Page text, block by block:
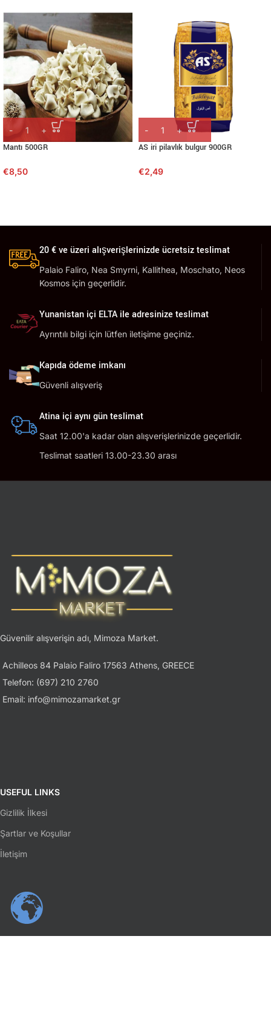
Mantı 500GR
€8,50
AS iri pilavlık bulgur 900GR
€2,49
20 € ve üzeri alışverişlerinizde ücretsiz teslimat
Palaio Faliro, Nea Smyrni, Kallithea, Moschato, Neos
Kosmos için geçerlidir.
Yunanistan içi ELTA ile adresinize teslimat
Ayrıntılı bilgi için lütfen iletişime geçiniz.
Kapıda ödeme imkanı
Güvenli alışveriş
Atina içi aynı gün teslimat
Saat 12.00'a kadar olan alışverişlerinizde geçerlidir.
Teslimat saatleri 13.00-23.30 arası
Güvenilir alışverişin adı, Mimoza Market.
Achilleos 84 Palaio Faliro 17563 Athens, GREECE
Telefon: (697) 210 2760
Email: info@mimozamarket.gr
USEFUL LINKS
Gizlilik İlkesi
Şartlar ve Koşullar
İletişim